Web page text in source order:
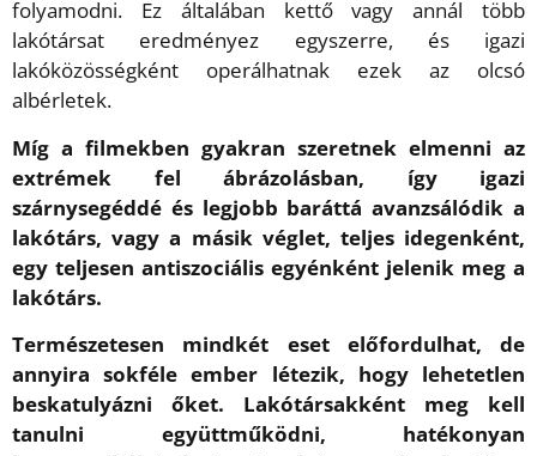
folyamodni. Ez általában kettő vagy annál több
lakótársat eredményez egyszerre, és igazi
lakóközösségként operálhatnak ezek az olcsó
albérletek.
Míg a filmekben gyakran szeretnek elmenni az
extrémek fel ábrázolásban, így igazi
szárnysegéddé és legjobb baráttá avanzsálódik a
lakótárs, vagy a másik véglet, teljes idegenként,
egy teljesen antiszociális egyénként jelenik meg a
lakótárs.
Természetesen mindkét eset előfordulhat, de
annyira sokféle ember létezik, hogy lehetetlen
beskatulyázni őket. Lakótársakként meg kell
tanulni együttműködni, hatékonyan